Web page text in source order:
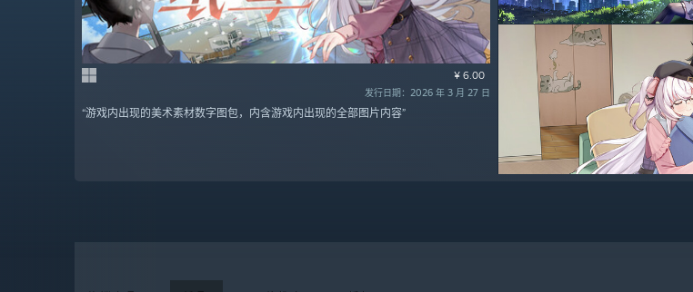
¥ 6.00
发行日期：2026 年 3 月 27 日
“游戏内出现的美术素材数字图包，内含游戏内出现的全部图片内容”